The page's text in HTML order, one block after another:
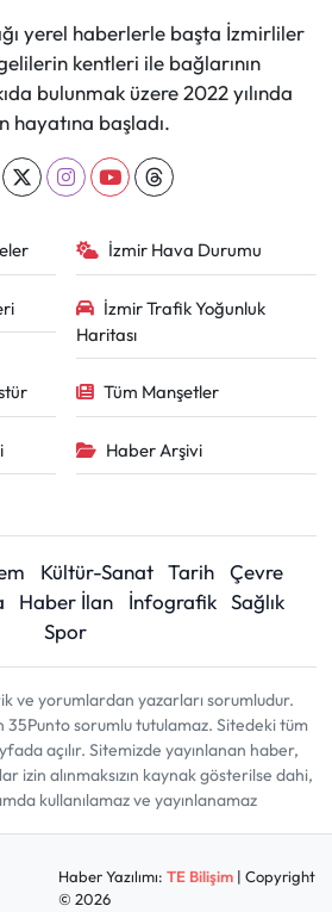
yerel haberlerle başta İzmirliler
kentleri ile bağlarının
bulunmak üzere 2022 yılında
hayatına başladı.
İzmir Hava Durumu
İzmir Trafik Yoğunluk
Haritası
Tüm Manşetler
Haber Arşivi
Kültür-Sanat Tarih
Çevre
Haber İlan İnfografik Sağlık
Spor
ve yorumlardan yazarları sorumludur.
35Punto sorumlu tutulamaz. Sitedeki tüm
açılır. Sitemizde yayınlanan haber,
izin alınmaksızın kaynak gösterilse dahi,
kullanılamaz ve yayınlanamaz
Haber Yazılımı: TE Bilişim| Copyright
© 2026